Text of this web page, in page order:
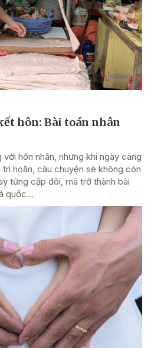
hôn: Bài toán nhân
hôn nhân, nhưng khi ngày càng
hoãn, câu chuyện sẽ không còn
từng cặp đôi, mà trở thành bài
quốc...